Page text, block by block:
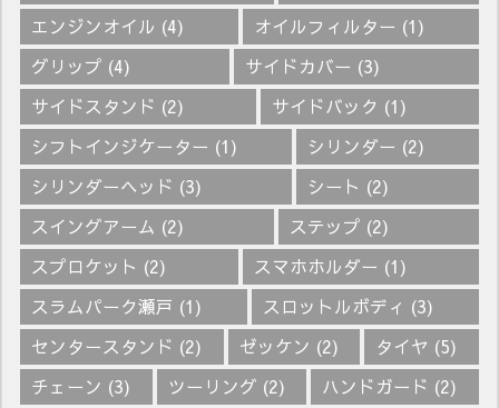
エンジンオイル (4) オイルフィルター (1)
グリップ (4) サイドカバー (3)
サイドスタンド (2) サイドバック (1)
シフトインジケーター (1) シリンダー (2)
シリンダーヘッド (3) シート (2)
スイングアーム (2) ステップ (2)
スプロケット (2) スマホホルダー (1)
スラムパーク瀬戸 (1) スロットルボディ (3)
センタースタンド (2) ゼッケン (2) タイヤ (5)
チェーン (3) ツーリング (2) ハンドガード (2)